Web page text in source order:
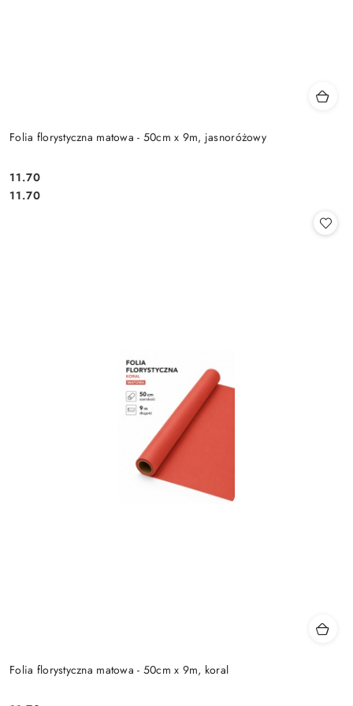
Folia florystyczna matowa - 50cm x 9m, jasnoróżowy
Cena:
11.70
Cena:
11.70
Folia florystyczna matowa - 50cm x 9m, koral